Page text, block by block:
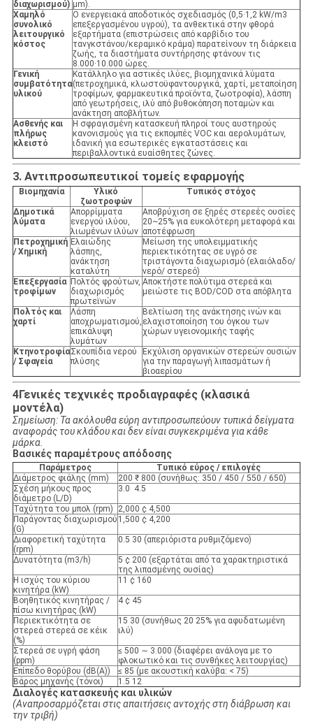
διαχωρισμού) μm).
Χαμηλό
συνολικό
λειτουργικό
κόστος
Ο ενεργειακά αποδοτικός σχεδιασμός (0,5·1,2 kW/m3
επεξεργασμένου υγρού), τα ανθεκτικά στην φθορά
εξαρτήματα (επιστρώσεις από καρβίδιο του
τανγκστάνου/κεραμικό κράμα) παρατείνουν τη διάρκεια
ζωής, τα διαστήματα συντήρησης φτάνουν τις
8.000·10.000 ώρες.
Γενική
συμβατότητα
υλικού
Κατάλληλο για αστικές ιλύες, βιομηχανικά λύματα
(πετροχημικά, κλωστοϋφαντουργικά, χαρτί, μεταποίηση
τροφίμων, φαρμακευτικά προϊόντα, ζωοτροφία), λάσπη
από γεωτρήσεις, ιλύ από βυθοκόπηση ποταμών και
ανάκτηση αποβλήτων.
Ασθενής και
πλήρως
κλειστό
Η σφραγισμένη κατασκευή πληροί τους αυστηρούς
κανονισμούς για τις εκπομπές VOC και αερολυμάτων,
ιδανική για εσωτερικές εγκαταστάσεις και
περιβαλλοντικά ευαίσθητες ζώνες.
3. Αντιπροσωπευτικοί τομείς εφαρμογής
Βιομηχανία
Υλικό
ζωοτροφών
Τυπικός στόχος
Δημοτικά
λύματα
Απορρίμματα
ενεργού ιλύου,
λιωμένων ιλύων
Αποβρύχιση σε ξηρές στερεές ουσίες
20~25% για ευκολότερη μεταφορά και
αποτέφρωση
Πετροχημική
/ Χημική
Ελαιώδης
λάσπης,
ανάκτηση
καταλύτη
Μείωση της υπολειμματικής
περιεκτικότητας σε υγρό σε
τριστάγοντα διαχωρισμό (ελαιόλαδο/
νερό/ στερεό)
Επεξεργασία
τροφίμων
Πολτός φρούτων,
διαχωρισμός
πρωτεϊνών
Αποκτήστε πολύτιμα στερεά και
μειώστε τις BOD/COD στα απόβλητα
Πολτός και
χαρτί
Λάσπη
αποχρωματισμού,
επικάλυψη
λυμάτων
Βελτίωση της ανάκτησης ινών και
ελαχιστοποίηση του όγκου των
χώρων υγειονομικής ταφής
Κτηνοτροφία
/ Σφαγεία
Σκουπίδια νερού
πλύσης
Εκχύλιση οργανικών στερεών ουσιών
για την παραγωγή λιπασμάτων ή
βιοαερίου
4Γενικές τεχνικές προδιαγραφές (κλασικά
μοντέλα)
Σημείωση: Τα ακόλουθα εύρη αντιπροσωπεύουν τυπικά δείγματα
αναφοράς του κλάδου και δεν είναι συγκεκριμένα για κάθε
μάρκα.
Βασικές παραμέτρους απόδοσης
Παράμετρος
Τυπικό εύρος / επιλογές
Διάμετρος φιάλης (mm)
200 ₹ 800 (συνήθως: 350 / 450 / 550 / 650)
Σχέση μήκους προς
διάμετρο (L/D)
3.0 ️ 4.5
Ταχύτητα του μπολ (rpm)
2,000 ¢ 4,500
Παράγοντας διαχωρισμού
(G)
1,500 ¢ 4,200
Διαφορετική ταχύτητα
(rpm)
0.5 30 (απεριόριστα ρυθμιζόμενο)
Δυνατότητα (m3/h)
5 ¢ 200 (εξαρτάται από τα χαρακτηριστικά
της λιπασμένης ουσίας)
Η ισχύς του κύριου
κινητήρα (kW)
11 ¢ 160
Βοηθητικός κινητήρας /
πίσω κινητήρας (kW)
4 ¢ 45
Περιεκτικότητα σε
στερεά στερεά σε κέικ
(%)
15 30 (συνήθως 20 25% για αφυδατωμένη
ιλύ)
Στερεά σε υγρή φάση
(ppm)
≤ 500 ∼ 3.000 (διαφέρει ανάλογα με το
φλοκωτικό και τις συνθήκες λειτουργίας)
Επίπεδο θορύβου (dB(A))
≤ 85 (με ακουστική καλύβα: < 75)
Βάρος μηχανής (τόνοι)
1.5 12
Διαλογές κατασκευής και υλικών
(Αναπροσαρμόζεται στις απαιτήσεις αντοχής στη διάβρωση και
την τριβή)